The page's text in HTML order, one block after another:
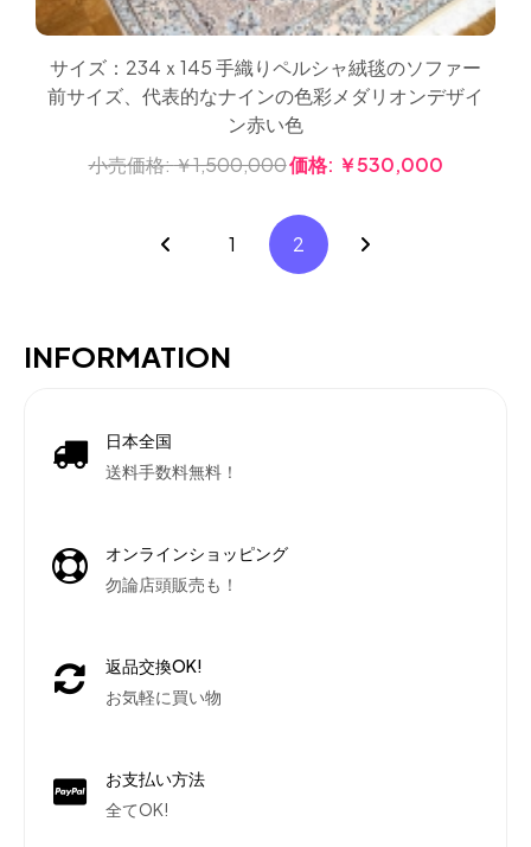
サイズ：234ｘ145 手織りペルシャ絨毯のソファー
前サイズ、代表的なナインの色彩メダリオンデザイ
ン赤い色
小売価格:￥1,500,000価格: ￥530,000
1 2
INFORMATION
日本全国
送料手数料無料！
オンラインショッピング
勿論店頭販売も！
返品交換OK!
お気軽に買い物
お支払い方法
全てOK!